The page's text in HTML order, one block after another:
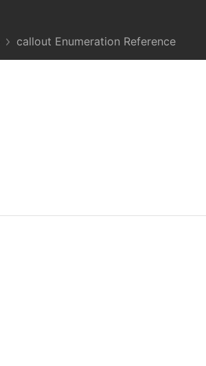
callout Enumeration Reference